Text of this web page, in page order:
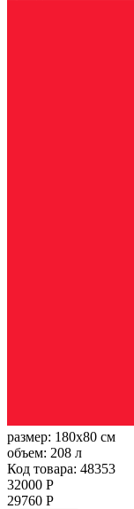
размер: 180x80 см
объем: 208 л
Код товара: 48353
32000 Р
29760 Р